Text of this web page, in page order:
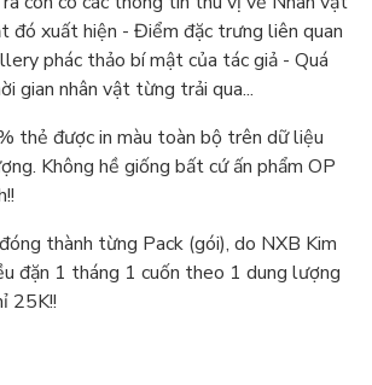
đó xuất hiện - Điểm đặc trưng liên quan
phác thảo bí mật của tác giả - Quá
gian nhân vật từng trải qua...
thẻ được in màu toàn bộ trên dữ liệu
Không hề giống bất cứ ấn phẩm OP
thành từng Pack (gói), do NXB Kim
đặn 1 tháng 1 cuốn theo 1 dung lượng
25K!!